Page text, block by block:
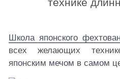
технике
Школа японского
всех желающих
японским мечом в самом